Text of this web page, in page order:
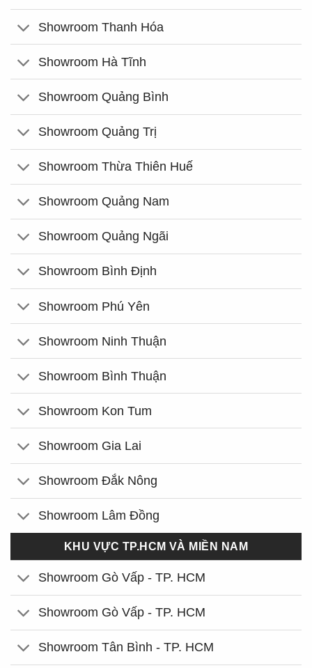
Showroom Thanh Hóa
Showroom Hà Tĩnh
Showroom Quảng Bình
Showroom Quảng Trị
Showroom Thừa Thiên Huế
Showroom Quảng Nam
Showroom Quảng Ngãi
Showroom Bình Định
Showroom Phú Yên
Showroom Ninh Thuận
Showroom Bình Thuận
Showroom Kon Tum
Showroom Gia Lai
Showroom Đắk Nông
Showroom Lâm Đồng
KHU VỰC TP.HCM VÀ MIỀN NAM
Showroom Gò Vấp - TP. HCM
Showroom Gò Vấp - TP. HCM
Showroom Tân Bình - TP. HCM